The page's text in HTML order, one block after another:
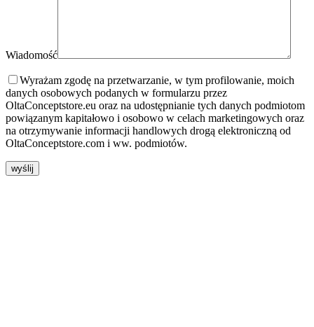
Wiadomość
Wyrażam zgodę na przetwarzanie, w tym profilowanie, moich
danych osobowych podanych w formularzu przez
OltaConceptstore.eu oraz na udostępnianie tych danych podmiotom
powiązanym kapitałowo i osobowo w celach marketingowych oraz
na otrzymywanie informacji handlowych drogą elektroniczną od
OltaConceptstore.com i ww. podmiotów.